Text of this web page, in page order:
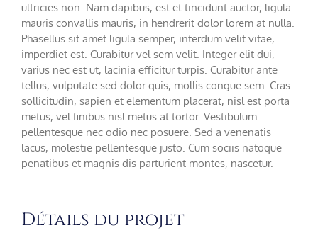
ultricies non. Nam dapibus, est et tincidunt auctor, ligula
mauris convallis mauris, in hendrerit dolor lorem at nulla.
Phasellus sit amet ligula semper, interdum velit vitae,
imperdiet est. Curabitur vel sem velit. Integer elit dui,
varius nec est ut, lacinia efficitur turpis. Curabitur ante
tellus, vulputate sed dolor quis, mollis congue sem. Cras
sollicitudin, sapien et elementum placerat, nisl est porta
metus, vel finibus nisl metus at tortor. Vestibulum
pellentesque nec odio nec posuere. Sed a venenatis
lacus, molestie pellentesque justo. Cum sociis natoque
penatibus et magnis dis parturient montes, nascetur.
Détails du projet